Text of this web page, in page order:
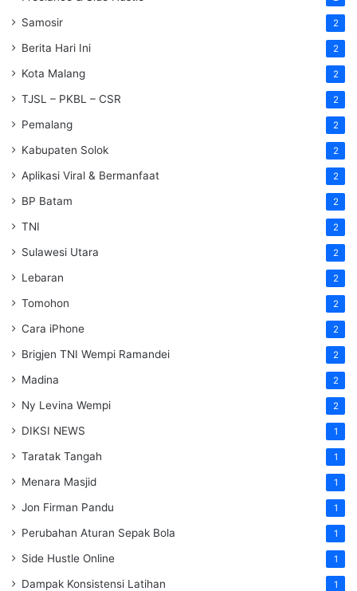
Samosir 2
Berita Hari Ini 2
Kota Malang 2
TJSL – PKBL – CSR 2
Pemalang 2
Kabupaten Solok 2
Aplikasi Viral & Bermanfaat 2
BP Batam 2
TNI 2
Sulawesi Utara 2
Lebaran 2
Tomohon 2
Cara iPhone 2
Brigjen TNI Wempi Ramandei 2
Madina 2
Ny Levina Wempi 2
DIKSI NEWS 1
Taratak Tangah 1
Menara Masjid 1
Jon Firman Pandu 1
Perubahan Aturan Sepak Bola 1
Side Hustle Online 1
Dampak Konsistensi Latihan 1